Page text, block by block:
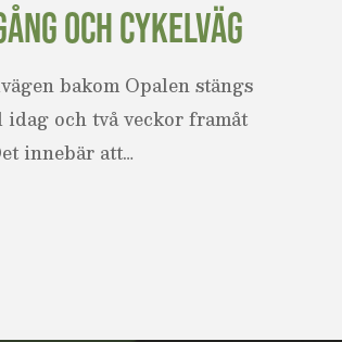
OCH CYKELVÄG
bakom Opalen stängs
idag och två veckor framåt
innebär att…